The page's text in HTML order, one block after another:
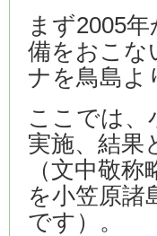
まず2005
備をおこな
ナを鳥島よ
ここでは、
実施、結果
（文中敬
を小笠原諸
です）。